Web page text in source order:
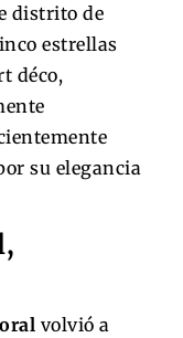
distrito de
estrellas
déco,
su elegancia
volvió a